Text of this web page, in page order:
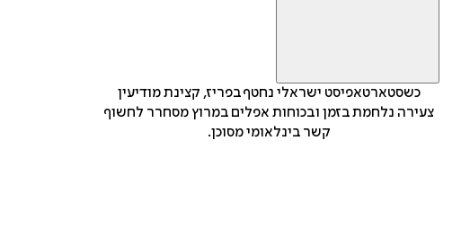
כשסטארטאפיסט ישראלי נחטף בפריז, קצינת מודיעין
צעירה נלחמת בזמן ובכוחות אפלים במרוץ מסחרר לחשוף
קשר בינלאומי מסוכן.